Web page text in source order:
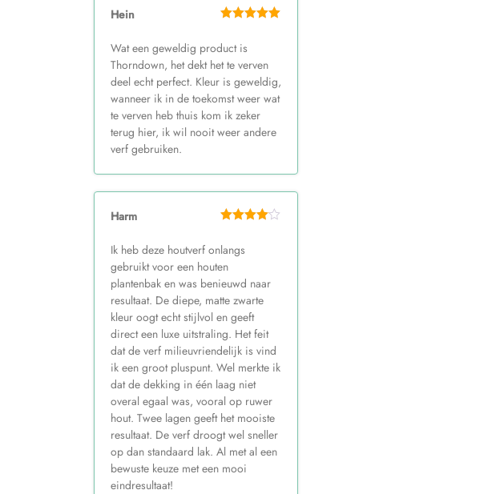
Hein
Wat een geweldig product is
Thorndown, het dekt het te verven
deel echt perfect. Kleur is geweldig,
wanneer ik in de toekomst weer wat
te verven heb thuis kom ik zeker
terug hier, ik wil nooit weer andere
verf gebruiken.
Harm
Ik heb deze houtverf onlangs
gebruikt voor een houten
plantenbak en was benieuwd naar
resultaat. De diepe, matte zwarte
kleur oogt echt stijlvol en geeft
direct een luxe uitstraling. Het feit
dat de verf milieuvriendelijk is vind
ik een groot pluspunt. Wel merkte ik
dat de dekking in één laag niet
overal egaal was, vooral op ruwer
hout. Twee lagen geeft het mooiste
resultaat. De verf droogt wel sneller
op dan standaard lak. Al met al een
bewuste keuze met een mooi
eindresultaat!